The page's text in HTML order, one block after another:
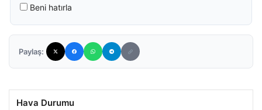
Beni hatırla
Paylaş:
Hava Durumu